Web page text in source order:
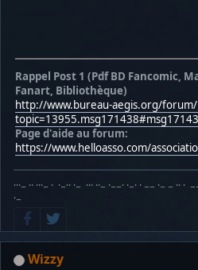
Rappel Post 1 (Pdf BD Fancomic,
Fanart, Bibliothèque)
http://www.bureau-aegis.org/
Page d'aide au forum:
https://www.helloasso.com/
···− ·· ···− · ·−·· ·− ··· ··− ·−−· ·−· · −− ·− − ·· ·
·−
Wizzy